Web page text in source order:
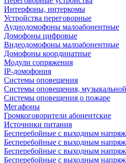
Интерфоны, интеркомы
Устройства переговорные
Аудиодомофоны малоабонентные
Домофоны цифровые
Видеодомофоны малоабонентные
Домофоны координатные
Модули сопряжения
IP-домофония
Системы оповещения
Системы оповещения,
Системы оповещения о пожаре
Мегафоны
Громкоговорители абонентские
Источники питания
Бесперебойные с выходным
Бесперебойные с выходным
Бесперебойные с выходным
Бесперебойные с выходным